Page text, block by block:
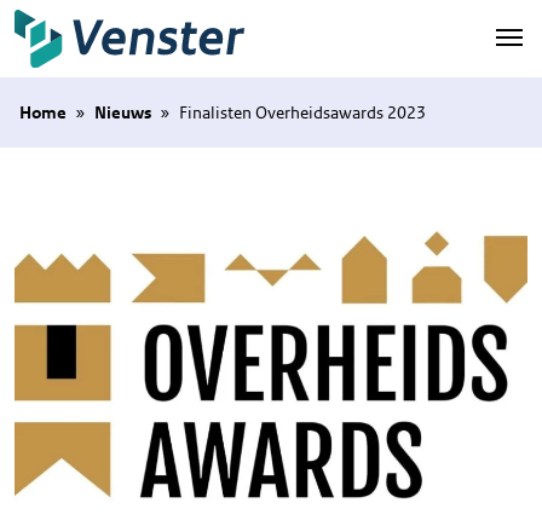
Naar hoofdinhoud
Home » Nieuws » Finalisten Overheidsawards 2023